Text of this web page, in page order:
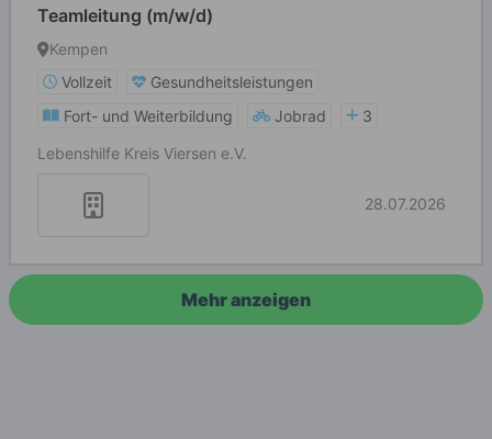
Teamleitung (m/w/d)
Kempen
Vollzeit
Gesundheitsleistungen
Fort- und Weiterbildung
Jobrad
3
Lebenshilfe Kreis Viersen e.V.
28.07.2026
Mehr anzeigen